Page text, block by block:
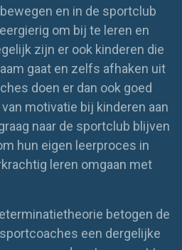
en in de sportclub
om bij te leren en
zijn er ook kinderen die
gaat en zelfs afhaken uit
doen er dan ook goed
motivatie bij kinderen aan
naar de sportclub blijven
hun eigen leerproces in
leren omgaan met
betogen de
een dergelijke